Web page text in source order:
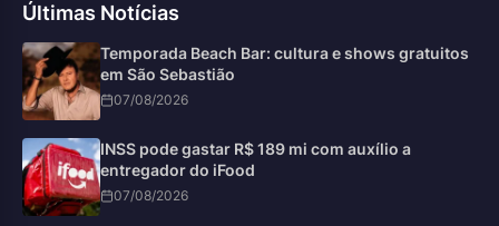
Últimas Notícias
Temporada Beach Bar: cultura e shows gratuitos
em São Sebastião
07/08/2026
INSS pode gastar R$ 189 mi com auxílio a
entregador do iFood
07/08/2026